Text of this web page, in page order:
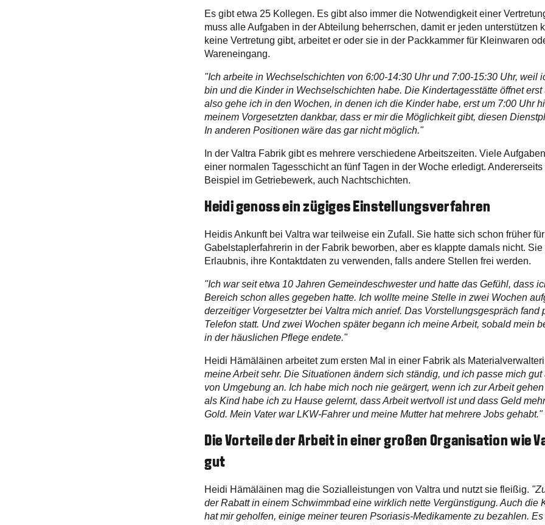
Es gibt etwa 25 Kollegen. Es gibt also immer die Notwendigkeit einer
muss alle Aufgaben in der Abteilung beherrschen, damit er jeden unterstützen
keine Vertretung gibt, arbeitet er oder sie in der Packkammer für Kleinwaren
Wareneingang.
"Ich arbeite in Wechselschichten von 6:00-14:30 Uhr und 7:00-15:30 Uhr, weil
bin und die Kinder in Wechselschichten habe. Die Kindertagesstätte öffnet erst
also gehe ich in den Wochen, in denen ich die Kinder habe, erst um 7:00 Uhr
meinem Vorgesetzten dankbar, dass er mir die Möglichkeit gibt, diesen
In anderen Positionen wäre das gar nicht möglich."
In der Valtra Fabrik gibt es mehrere verschiedene Arbeitszeiten. Viele
einer normalen Tagesschicht an fünf Tagen in der Woche erledigt.
Beispiel im Getriebewerk, auch Nachtschichten.
Heidi genoss ein zügiges Einstellungsverfahren
Heidis Ankunft bei Valtra war teilweise ein Zufall. Sie hatte sich schon früher
Gabelstaplerfahrerin in der Fabrik beworben, aber es klappte damals nicht.
Erlaubnis, ihre Kontaktdaten zu verwenden, falls andere Stellen frei werden.
"Ich war seit etwa 10 Jahren Gemeindeschwester und hatte das Gefühl, dass
Bereich schon alles gegeben hatte. Ich wollte meine Stelle in zwei Wochen
derzeitiger Vorgesetzter bei Valtra mich anrief. Das Vorstellungsgespräch fand
Telefon statt. Und zwei Wochen später begann ich meine Arbeit, sobald mein
in der häuslichen Pflege endete."
Heidi Hämäläinen arbeitet zum ersten Mal in einer Fabrik als
meine Arbeit sehr. Die Situationen ändern sich ständig, und ich passe mich gut
von Umgebung an. Ich habe mich noch nie geärgert, wenn ich zur Arbeit
als Kind habe ich zu Hause gelernt, dass Arbeit wertvoll ist und dass Geld
Gold. Mein Vater war LKW-Fahrer und meine Mutter hat mehrere Jobs gehabt."
Die Vorteile der Arbeit in einer großen Organisation wie
gut
Heidi Hämäläinen mag die Sozialleistungen von Valtra und nutzt sie fleißig.
der Rabatt in einem Schwimmbad eine wirklich nette Vergünstigung. Auch die
hat mir geholfen, einige meiner teuren Psoriasis-Medikamente zu bezahlen.